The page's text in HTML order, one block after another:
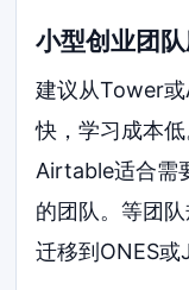
小型创业团
建议从Tower
快，学习成本
Airtable适合需
的团队。等团
迁移到ONES或